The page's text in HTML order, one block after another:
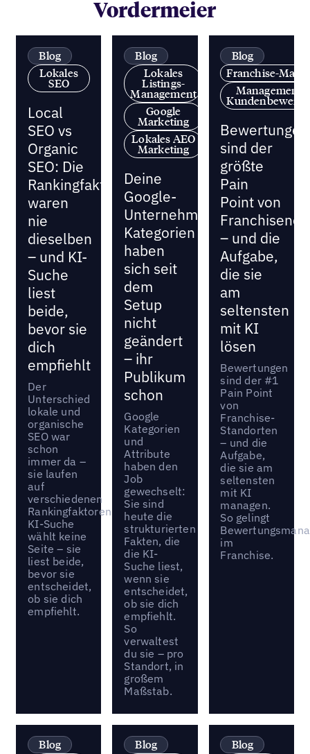
Vordermeier
Blog
Lokales
SEO
Local
SEO vs
Organic
SEO: Die
Rankingfaktoren
waren
nie
dieselben
– und KI-
Suche
liest
beide,
bevor sie
dich
empfiehlt
Der
Unterschied
lokale und
organische
SEO war
schon
immer da –
sie laufen
auf
verschiedenen
Rankingfaktoren.
KI-Suche
wählt keine
Seite – sie
liest beide,
bevor sie
entscheidet,
ob sie dich
empfiehlt.
Blog
Lokales
Listings-
Management
Google
Marketing
Lokales AEO
Marketing
Deine
Google-
Unternehmensprofil-
Kategorien
haben
sich seit
dem
Setup
nicht
geändert
– ihr
Publikum
schon
Google
Kategorien
und
Attribute
haben den
Job
gewechselt:
Sie sind
heute die
strukturierten
Fakten, die
die KI-
Suche liest,
wenn sie
entscheidet,
ob sie dich
empfiehlt.
So
verwaltest
du sie – pro
Standort, in
großem
Maßstab.
Blog
Franchise-
Management
Bewertungen
sind der
größte
Pain
Point von
– und die
Aufgabe,
die sie
am
seltensten
mit KI
lösen
Bewertungen
sind der #1
Pain Point
von
Franchise-
Standorten
– und die
Aufgabe,
die sie am
seltensten
mit KI
managen.
So gelingt
im
Franchise.
Blog
Blog
Blog